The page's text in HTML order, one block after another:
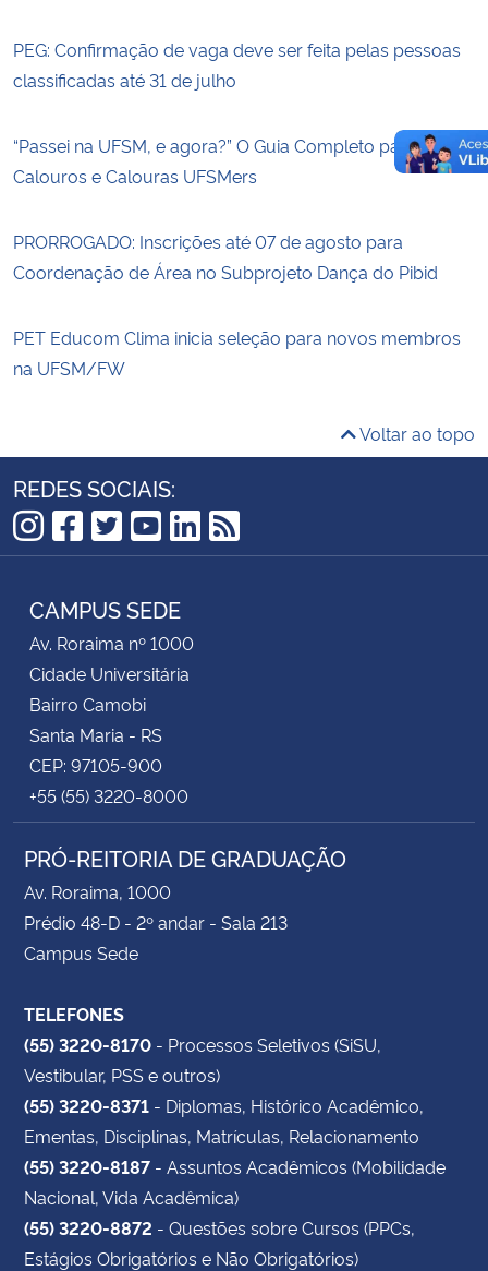
PEG: Confirmação de vaga deve ser feita pelas pessoas
classificadas até 31 de julho
“Passei na UFSM, e agora?” O Guia Completo para
Calouros e Calouras UFSMers
PRORROGADO: Inscrições até 07 de agosto para
Coordenação de Área no Subprojeto Dança do Pibid
PET Educom Clima inicia seleção para novos membros
na UFSM/FW
Voltar ao topo
REDES SOCIAIS:
Instagram
Facebook
Twitter
YouTube
LinkedIn
RSS
CAMPUS SEDE
Av. Roraima nº 1000
Cidade Universitária
Bairro Camobi
Santa Maria - RS
CEP: 97105-900
+55 (55) 3220-8000
PRÓ-REITORIA DE GRADUAÇÃO
Av. Roraima, 1000
Prédio 48-D - 2º andar - Sala 213
Campus Sede
TELEFONES
(55) 3220-8170 - Processos Seletivos (SiSU,
Vestibular, PSS e outros)
(55) 3220-8371 - Diplomas, Histórico Acadêmico,
Ementas, Disciplinas, Matrículas, Relacionamento
(55) 3220-8187 - Assuntos Acadêmicos (Mobilidade
Nacional, Vida Acadêmica)
(55) 3220-8872 - Questões sobre Cursos (PPCs,
Estágios Obrigatórios e Não Obrigatórios)